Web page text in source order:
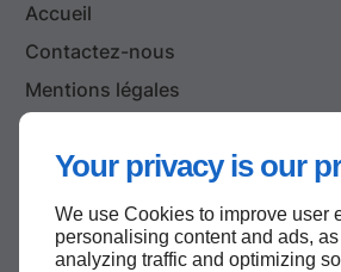
Your privacy is our
We use Cookies to improve user
personalising content and ads,
analyzing traffic and optimizing
Accueil
Contactez-nous
Mentions légales
Haut de page